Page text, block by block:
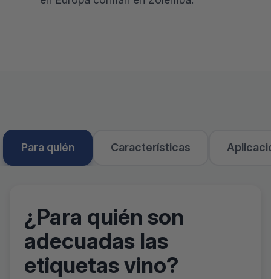
Para quién Características
¿Para quién son
adecuadas las
etiquetas vino?